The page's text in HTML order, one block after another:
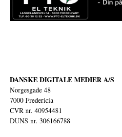
DANSKE DIGITALE MEDIER A/S
Norgesgade 48
7000 Fredericia
CVR nr. 40954481
DUNS nr. 306166788